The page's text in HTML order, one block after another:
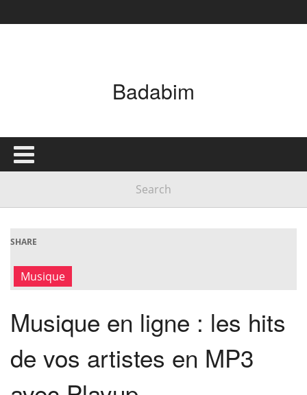
Badabim
SHARE
Musique
Musique en ligne : les hits
de vos artistes en MP3